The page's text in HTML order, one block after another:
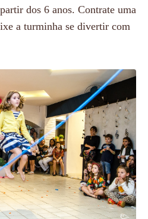
dos 6 anos. Contrate uma
a turminha se divertir com